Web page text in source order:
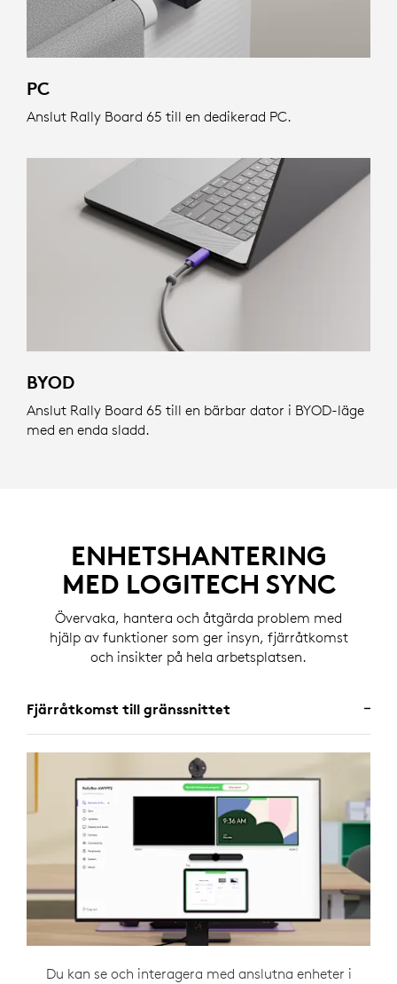
PC
Anslut Rally Board 65 till en dedikerad PC.
BYOD
Anslut Rally Board 65 till en bärbar dator i BYOD-läge
med en enda sladd.
ENHETSHANTERING
MED LOGITECH SYNC
Övervaka, hantera och åtgärda problem med
hjälp av funktioner som ger insyn, fjärråtkomst
och insikter på hela arbetsplatsen.
Fjärråtkomst till gränssnittet
Du kan se och interagera med anslutna enheter i